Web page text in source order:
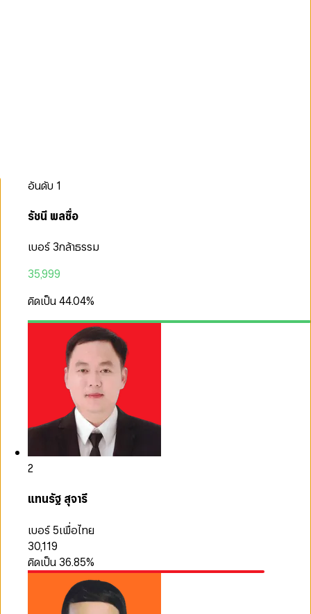
อันดับ 1
รัชนี พลซื่อ
เบอร์ 3กล้าธรรม
35,999
คิดเป็น44.04%
2
แทนรัฐ สุจารี
เบอร์ 5เพื่อไทย
30,119
คิดเป็น 36.85%